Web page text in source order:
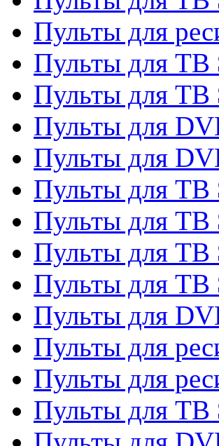
Пульты для
Пульты для ТВ
Пульты для ТВ
Пульты для
Пульты для
Пульты для ТВ
Пульты для ТВ
Пульты для ТВ
Пульты для ТВ
Пульты для
Пульты для
Пульты для
Пульты для ТВ